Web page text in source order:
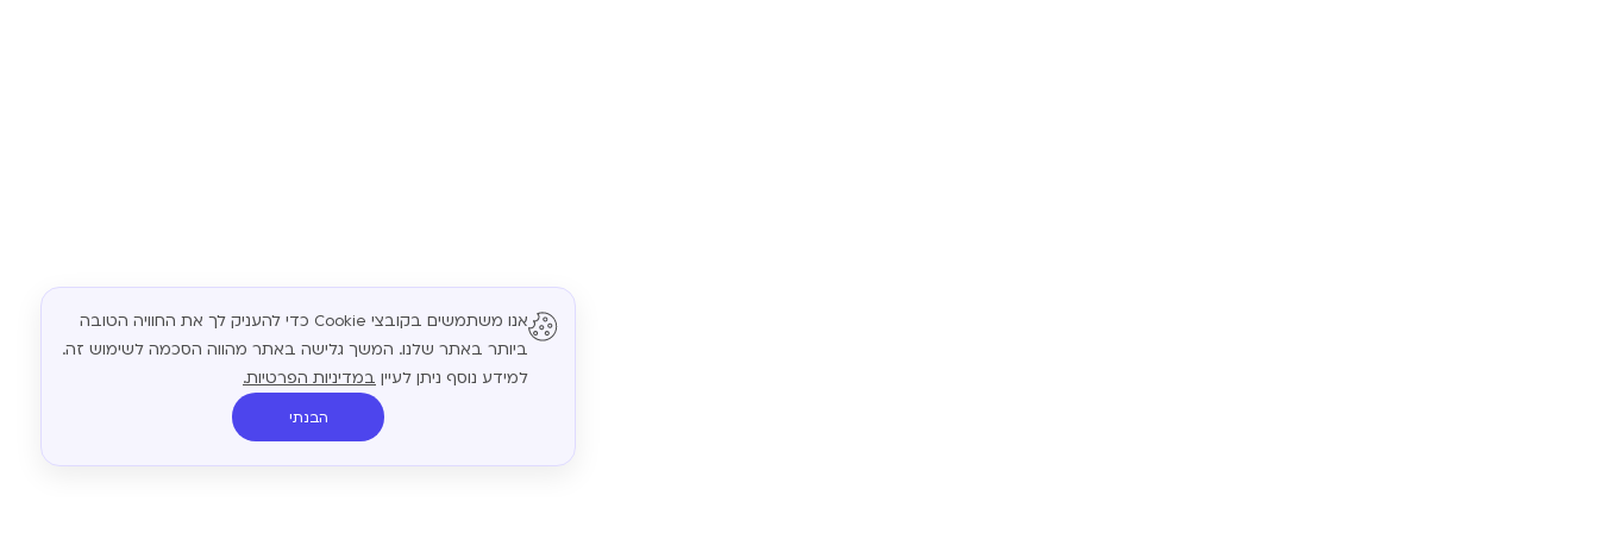
אנו משתמשים בקובצי Cookie כדי להעניק לך את החוויה הטובה
ביותר באתר שלנו. המשך גלישה באתר מהווה הסכמה לשימוש זה.
למידע נוסף ניתן לעיין במדיניות הפרטיות.
הבנתי